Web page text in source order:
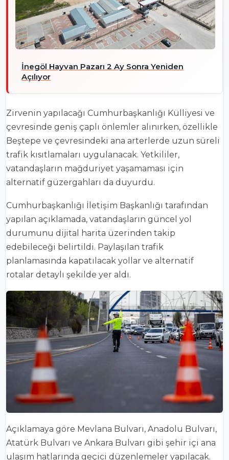
İnegöl Hayvan Pazarı 2 Ay Sonra Yeniden
Açılıyor
Zirvenin yapılacağı Cumhurbaşkanlığı Külliyesi ve
çevresinde geniş çaplı önlemler alınırken, özellikle
Beştepe ve çevresindeki ana arterlerde uzun süreli
trafik kısıtlamaları uygulanacak. Yetkililer,
vatandaşların mağduriyet yaşamaması için
alternatif güzergahları da duyurdu.
Cumhurbaşkanlığı İletişim Başkanlığı tarafından
yapılan açıklamada, vatandaşların güncel yol
durumunu dijital harita üzerinden takip
edebileceği belirtildi. Paylaşılan trafik
planlamasında kapatılacak yollar ve alternatif
rotalar detaylı şekilde yer aldı.
Açıklamaya göre Mevlana Bulvarı, Anadolu Bulvarı,
Atatürk Bulvarı ve Ankara Bulvarı gibi şehir içi ana
ulaşım hatlarında geçici düzenlemeler yapılacak.